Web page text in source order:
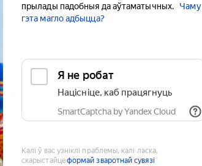
прылады падобныя да аўтаматычных.
Чаму
гэта магло адбыцца?
Я не робат
Націсніце, каб працягнуць
SmartCaptcha by Yandex Cloud
Калі ў вас узніклі праблемы, калі ласка,
скарыстайцеформай зваротнай сувязі